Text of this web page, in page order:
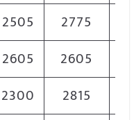
2505 2775
2605 2605
2300 2815